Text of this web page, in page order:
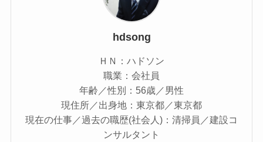
hdsong
ＨＮ：ハドソン
職業：会社員
年齢／性別：56歳／男性
現住所／出身地：東京都／東京都
現在の仕事／過去の職歴(社会人)：清掃員／建設コ
ンサルタント